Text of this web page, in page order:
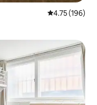
औसत रेटिंग 5 में से
4.75 (196)